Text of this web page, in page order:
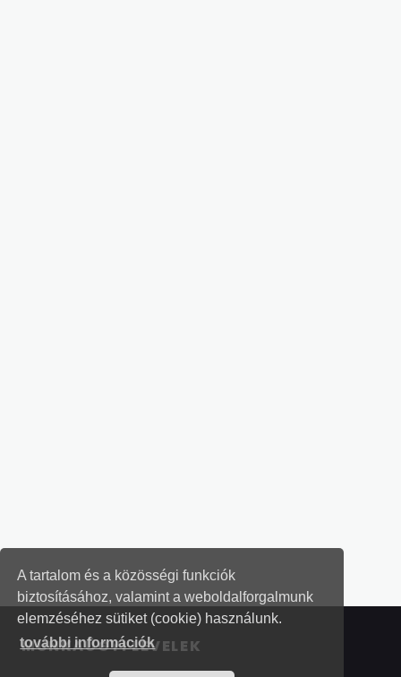
A tartalom és a közösségi funkciók
biztosításához, valamint a weboldalforgalmunk
elemzéséhez sütiket (cookie) használunk.
további információk
MUNKAÜGYI LEVELEK